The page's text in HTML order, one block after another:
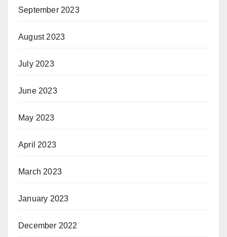
September 2023
August 2023
July 2023
June 2023
May 2023
April 2023
March 2023
January 2023
December 2022